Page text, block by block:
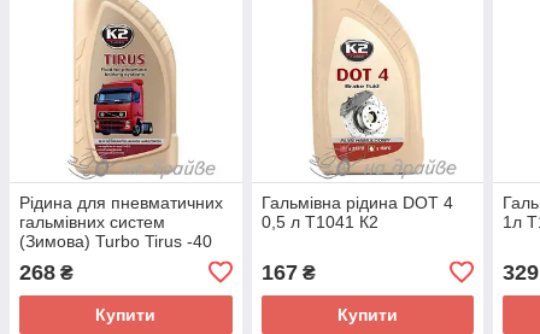
Рідина для пневматичних
гальмівних систем
(Зимова) Turbo Tirus -40
268 ₴
Купити
Гальмівна рідина DOT 4
0,5 л T1041 К2
167₴
Купити
1л
329